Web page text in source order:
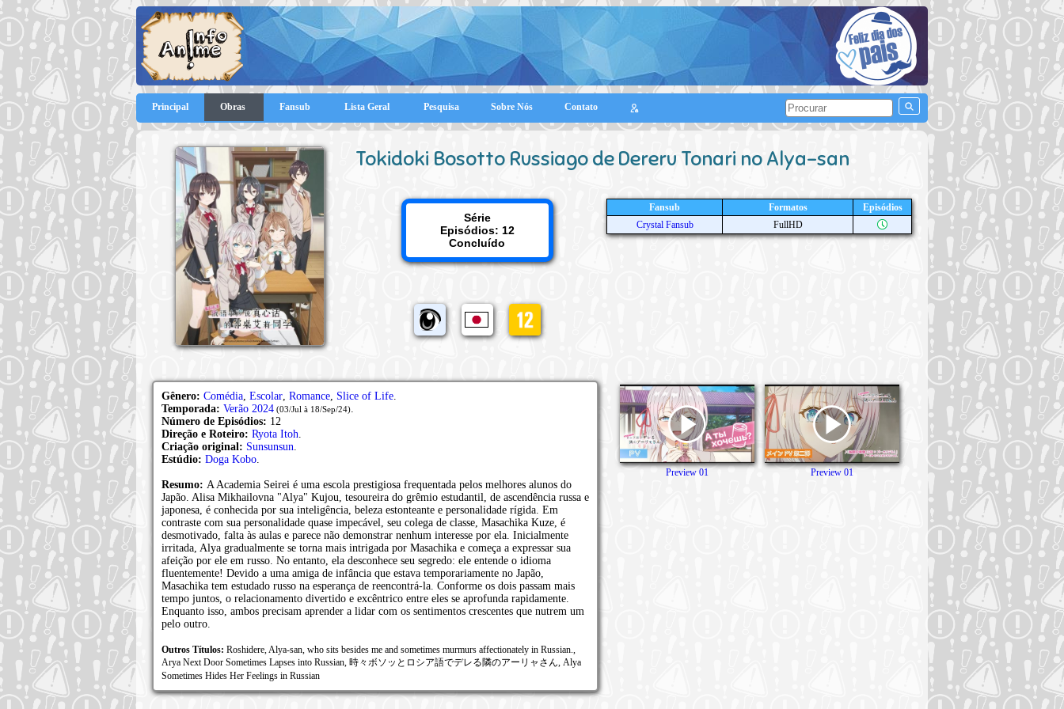
Principal Obras Fansub Lista Geral Pesquisa Sobre Nós Contato
Tokidoki Bosotto Russiago de Dereru Tonari no Alya-san
Série
Episódios: 12
Concluído
Fansub Formatos
Episódios
Crystal Fansub
FullHD
Gênero: Comédia, Escolar, Romance, Slice of Life.
Temporada: Verão 2024 (03/Jul à 18/Sep/24).
Número de Episódios: 12
Direção e Roteiro: Ryota Itoh.
Criação original: Sunsunsun.
Estúdio: Doga Kobo.
Resumo: A Academia Seirei é uma escola prestigiosa frequentada pelos melhores alunos do
Japão. Alisa Mikhailovna "Alya" Kujou, tesoureira do grêmio estudantil, de ascendência russa e
japonesa, é conhecida por sua inteligência, beleza estonteante e personalidade rígida. Em
contraste com sua personalidade quase impecável, seu colega de classe, Masachika Kuze, é
desmotivado, falta às aulas e parece não demonstrar nenhum interesse por ela. Inicialmente
irritada, Alya gradualmente se torna mais intrigada por Masachika e começa a expressar sua
afeição por ele em russo. No entanto, ela desconhece seu segredo: ele entende o idioma
fluentemente! Devido a uma amiga de infância que estava temporariamente no Japão,
Masachika tem estudado russo na esperança de reencontrá-la. Conforme os dois passam mais
tempo juntos, o relacionamento divertido e excêntrico entre eles se aprofunda rapidamente.
Enquanto isso, ambos precisam aprender a lidar com os sentimentos crescentes que nutrem um
pelo outro.
Outros Títulos: Roshidere, Alya-san, who sits besides me and sometimes murmurs affectionately in Russian.,
Arya Next Door Sometimes Lapses into Russian, 時々ボソッとロシア語でデレる隣のアーリャさん, Alya
Sometimes Hides Her Feelings in Russian
Preview 01 Preview 01